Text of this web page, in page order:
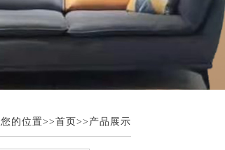
您的位置>>首页>> 产品展示